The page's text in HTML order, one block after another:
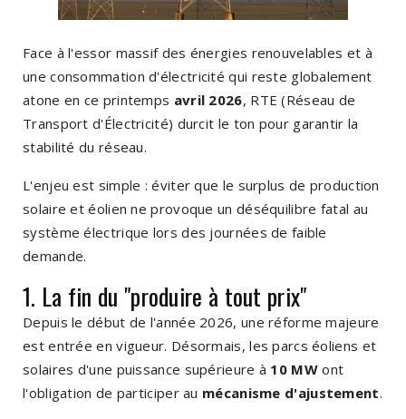
Face à l'essor massif des énergies renouvelables et à
une consommation d'électricité qui reste globalement
atone en ce printemps avril 2026, RTE (Réseau de
Transport d'Électricité) durcit le ton pour garantir la
stabilité du réseau.
L'enjeu est simple : éviter que le surplus de production
solaire et éolien ne provoque un déséquilibre fatal au
système électrique lors des journées de faible
demande.
1. La fin du "produire à tout prix"
Depuis le début de l'année 2026, une réforme majeure
est entrée en vigueur. Désormais, les parcs éoliens et
solaires d'une puissance supérieure à 10 MWont
l'obligation de participer au mécanisme d'ajustement.